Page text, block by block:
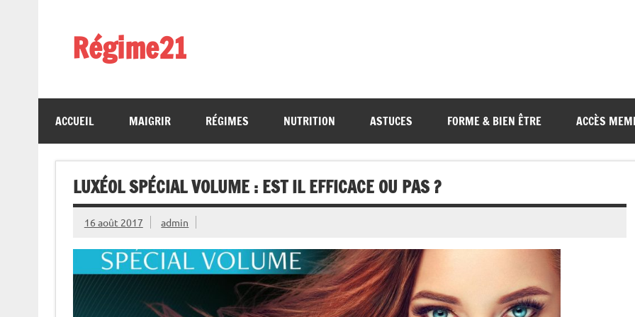
Régime21
ACCUEIL MAIGRIR RÉGIMES NUTRITION ASTUCES FORME & BIEN ÊTRE ACCÈS
LUXÉOL SPÉCIAL VOLUME : EST IL EFFICACE OU PAS ?
16 août 2017 admin